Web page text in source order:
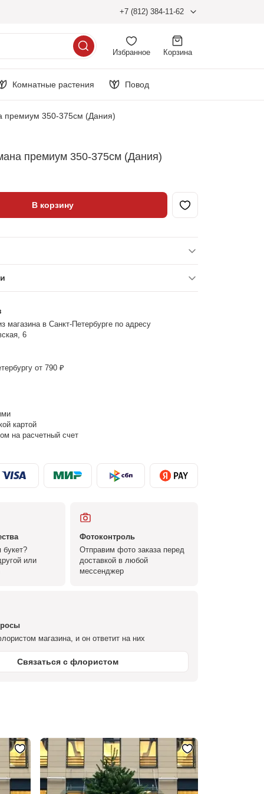
+7 (812) 384-11-62
Избранное Корзина
Комнатные растения Повод
премиум 350-375см (Дания)
премиум 350-375см (Дания)
В корзину
магазина в Санкт-Петербурге по адресу
6
от 790 ₽
картой
на расчетный счет
букет?
или
Фотоконтроль
Отправим фото заказа перед
доставкой в любой
мессенджер
магазина, и он ответит на них
Связаться с флористом